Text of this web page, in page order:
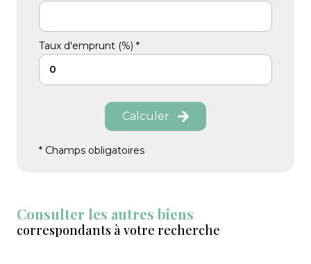
Taux d'emprunt (%) *
Calculer
* Champs obligatoires
Consulter les autres biens
correspondants à votre recherche